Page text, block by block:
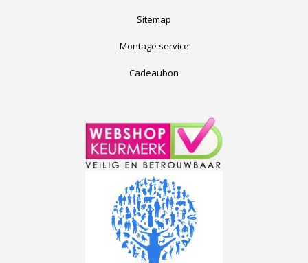
Sitemap
Montage service
Cadeaubon